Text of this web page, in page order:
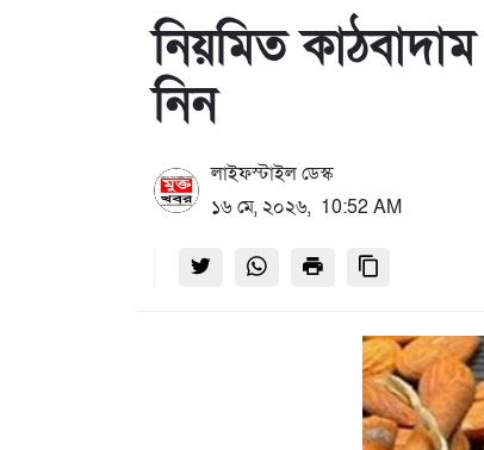
নিয়মিত
নিন
লাইফস্টাইল ডেস্ক
১৬ মে, ২০২৬, 10:52 AM